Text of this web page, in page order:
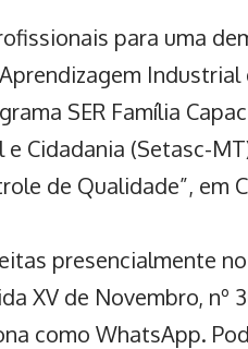
para uma
SER Família
Cidadania (Setasc-
de Qualidade”, em
presencialmente
XV de Novembro, nº
como WhatsApp.